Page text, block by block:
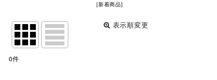
[新着商品]
表示順変更
表示数
0件